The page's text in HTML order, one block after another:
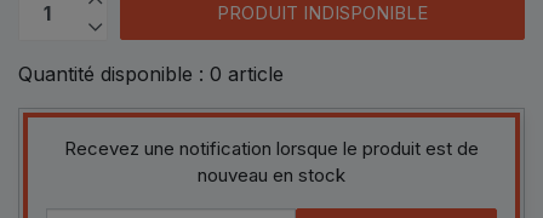
PRODUIT INDISPONIBLE
Quantité disponible : 0 article
Recevez une notification lorsque le produit est de
nouveau en stock